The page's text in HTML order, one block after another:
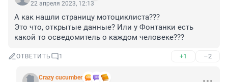
22 апреля 2023, 12:13
А как нашли страницу мотоциклиста???
Это что, открытые данные? Или у Фонтанки есть
какой то осведомитель о каждом человеке???
ОТВЕТИТЬ 1 +1 –2
Crazy cucumber